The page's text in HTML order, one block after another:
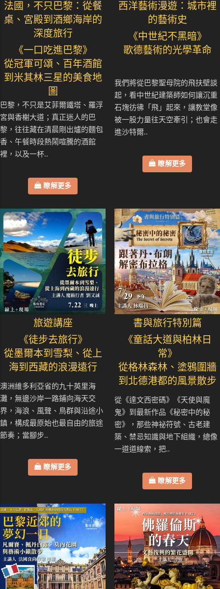
法國，不只巴黎：從餐
桌、宮殿到酒鄉海岸的
深度旅行
《一口吃進巴黎》
從冠軍可頌、百年酒館
到米其林三星的美食地
圖
巴黎，不只是艾菲爾鐵塔、羅浮
宮與香榭大道；真正迷人的巴
黎，往往藏在清晨剛出爐的麵包
香、午餐時段熱鬧喧騰的酒館
裡，以及一杯..
瞭解更多
西洋藝術漫遊：城市裡
的藝術史
《中世紀不黑暗》
歌德藝術的光學革命
我們將從巴黎聖母院的飛扶壁談
起，看中世紀建築師如何讓沉重
石塊彷彿「飛」起來，讓教堂像
被一股力量往天空牽引；也會走
進沙特爾..
瞭解更多
旅遊講座
《徒步去旅行》
從墨爾本到雪梨、從上
海到西藏的浪漫遠行
澳洲維多利亞省的九十英里海
灘，無邊沙岸一路鋪向海天交
界，海浪、風聲、鳥群與沿途小
鎮，構成最原始也最自由的旅途
節奏；當腳步..
瞭解更多
書與旅行特別篇
《童話大道與柏林日
常》
從格林森林、塗鴉圍牆
到北德港都的風景散步
從《達文西密碼》《天使與魔
鬼》到最新作品《秘密中的秘
密》，那些神祕符號、古老建
築、禁忌知識與地下組織，總像
一道道線索，把..
瞭解更多